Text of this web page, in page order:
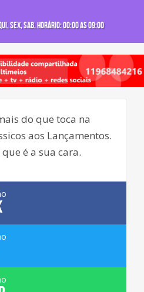
sex, sab, Horário: 00:00 as 09:00
do que toca na
aos Lançamentos.
é a sua cara.